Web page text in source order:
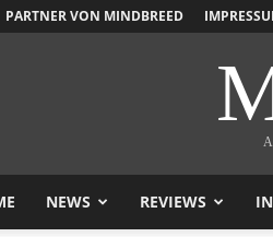
PARTNER VON MINDBREED
NEWS REVIEWS